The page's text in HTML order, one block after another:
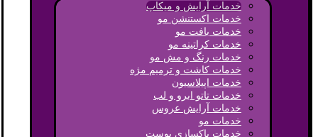
خدمات آرایش و میکاپ
خدمات اکستنشن مو
خدمات بافت مو
خدمات کراتینه مو
خدمات رنگ و مش مو
خدمات کاشت و ترمیم مژه
خدمات اپیلاسیون
خدمات تاتو ابرو و لب
خدمات آرایش عروس
خدمات مو
خدمات پاکسازی پوست